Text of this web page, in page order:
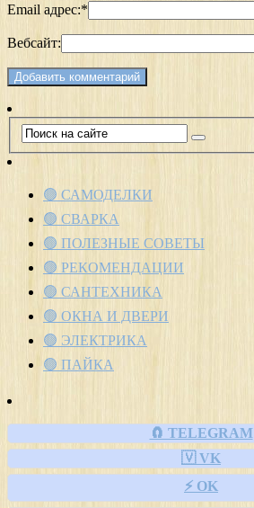
Email адрес:*
Вебсайт:
🟢 САМОДЕЛКИ
🟢 СВАРКА
🟢 ПОЛЕЗНЫЕ СОВЕТЫ
🟢 РЕКОМЕНДАЦИИ
🟢 САНТЕХНИКА
🟢 ОКНА И ДВЕРИ
🟢 ЭЛЕКТРИКА
🟢 ПАЙКА
🧲 TELEGRAM
🇻 VK
⚡ OK